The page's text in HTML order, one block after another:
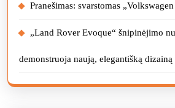
Pranešimas: svarstomas
„Land Rover Evoque“ šnipinėjimo
demonstruoja naują, elegantišką dizainą